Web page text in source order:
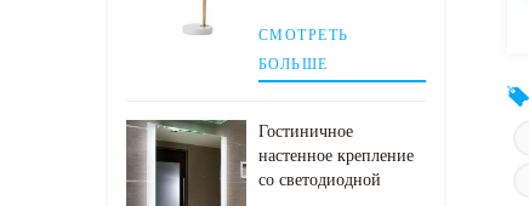
СМОТРЕТЬ
БОЛЬШЕ
Гостиничное
настенное крепление
со светодиодной